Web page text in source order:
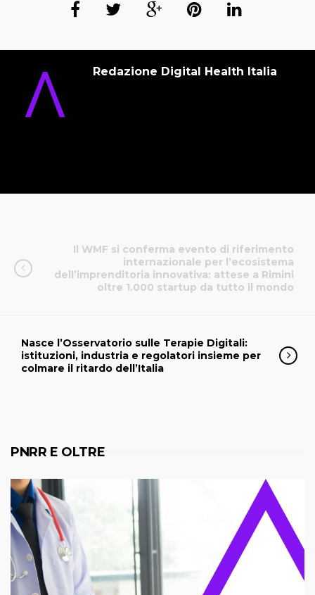
Redazione Digital Health Italia
Il WMF si conferma evento di riferimento
internazionale per l’ecosistema
dell’imprenditoria innovativa: attese a Rimini
oltre 1.000 startup da tutto il mondo
Nasce l’Osservatorio sulle Terapie Digitali:
istituzioni, industria e regolatori insieme per
colmare il ritardo dell’Italia
PNRR E OLTRE